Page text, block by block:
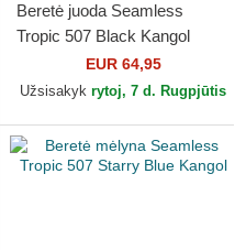
Beretė juoda Seamless
Tropic 507 Black Kangol
EUR 64,95
Užsisakyk rytoj, 7 d. Rugpjūtis